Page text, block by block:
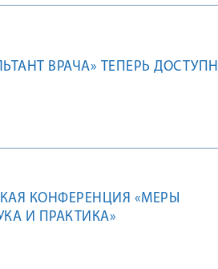
ВРАЧА» ТЕПЕРЬ
КОНФЕРЕНЦИЯ «МЕРЫ
И ПРАКТИКА»